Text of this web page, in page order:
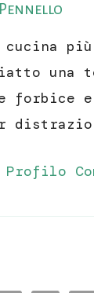
cucina
una
forbice